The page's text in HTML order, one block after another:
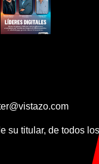
su titular, de todos